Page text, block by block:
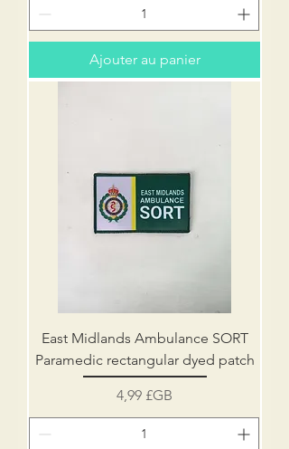
Ajouter au panier
East Midlands Ambulance SORT
Paramedic rectangular dyed patch
Prix
4,99 £GB